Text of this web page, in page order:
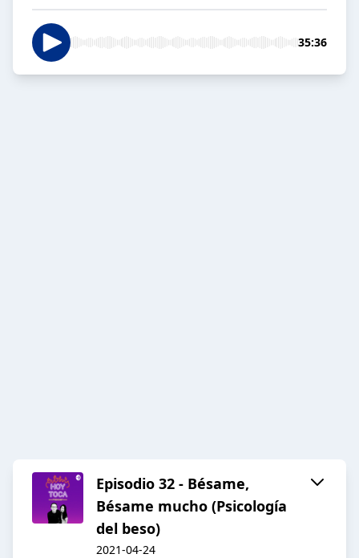
35:36
Episodio 32 - Bésame,
Bésame mucho (Psicología
del beso)
2021-04-24